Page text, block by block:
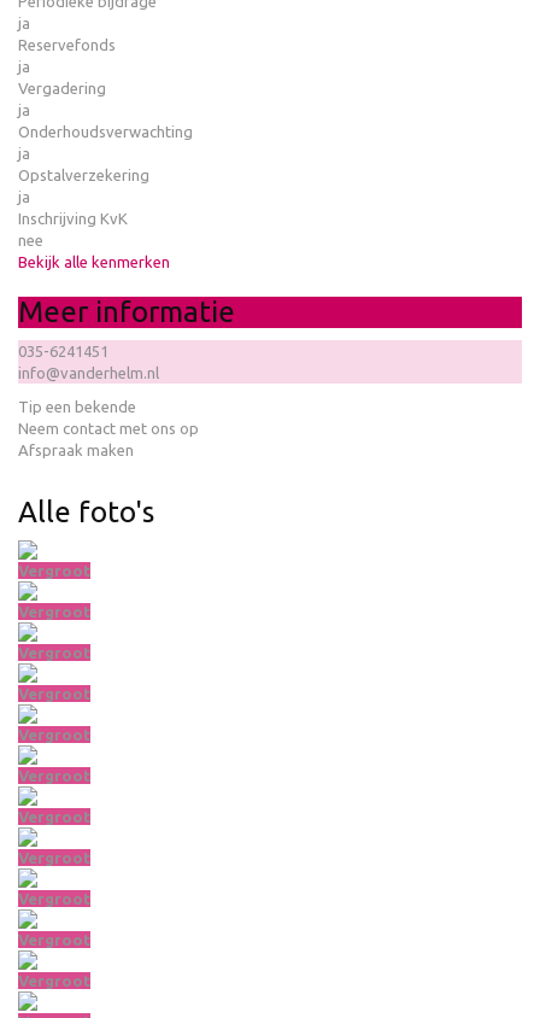
ja
Reservefonds
ja
Vergadering
ja
Onderhoudsverwachting
ja
Opstalverzekering
ja
Inschrijving KvK
nee
Bekijk alle kenmerken
Meer informatie
035-6241451
info@vanderhelm.nl
Tip een bekende
Neem contact met ons op
Afspraak maken
Alle foto's
Vergroot
Vergroot
Vergroot
Vergroot
Vergroot
Vergroot
Vergroot
Vergroot
Vergroot
Vergroot
Vergroot